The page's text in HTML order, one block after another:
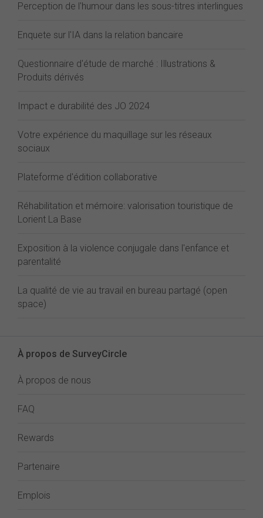
Perception de l'humour dans les sous-titres interlingues
Enquete sur l'IA dans la relation bancaire
Questionnaire d'étude de marché : Illustrations &
Produits dérivés
Impact e durabilité des JO 2024
Votre expérience du maquillage sur les réseaux
sociaux
Plateforme d'édition collaborative
Réhabilitation et mémoire: valorisation touristique de
Lorient La Base
Exposition à la violence conjugale dans l'enfance et
parentalité
La qualité de vie au travail en bureau partagé (open
space)
À propos de SurveyCircle
À propos de nous
FAQ
Rewards
Partenaire
Emplois